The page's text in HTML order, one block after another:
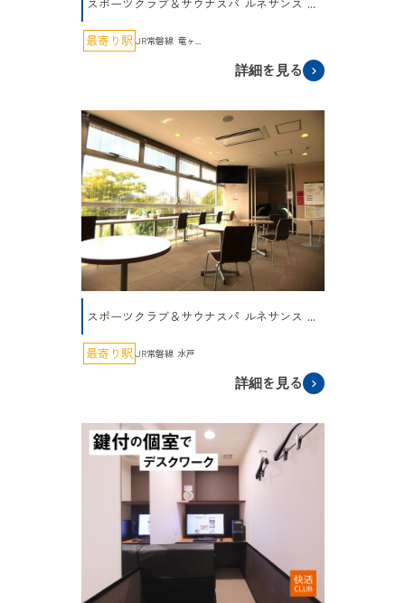
最寄り駅 JR常磐線 竜ヶ...
詳細を見る
スポーツクラブ＆サウナスパ ルネサンス ...
最寄り駅 JR常磐線 水戸
詳細を見る